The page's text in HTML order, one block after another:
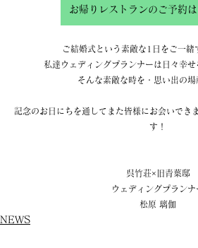
お帰りレストランのご予約
ご結婚式という素敵な1日をご一緒
私達ウェディングプランナーは日々幸せ
そんな素敵な時を・思い出の場
記念のお日にちを通してまた皆様にお会いでき
す！
呉竹荘×旧青葉邸
ウェディングプランナ
松原 璃伽
NEWS